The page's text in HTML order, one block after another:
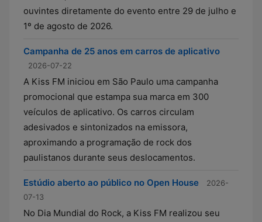
ouvintes diretamente do evento entre 29 de julho e
1º de agosto de 2026.
Campanha de 25 anos em carros de aplicativo
2026-07-22
A Kiss FM iniciou em São Paulo uma campanha
promocional que estampa sua marca em 300
veículos de aplicativo. Os carros circulam
adesivados e sintonizados na emissora,
aproximando a programação de rock dos
paulistanos durante seus deslocamentos.
Estúdio aberto ao público no Open House
2026-
07-13
No Dia Mundial do Rock, a Kiss FM realizou seu